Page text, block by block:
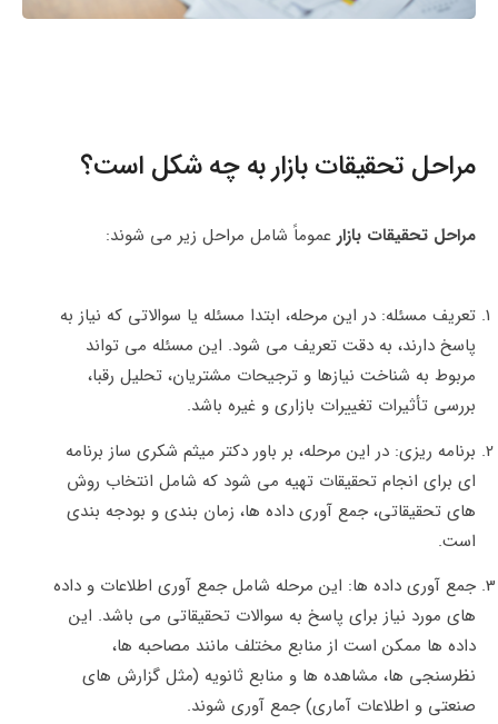
مراحل تحقیقات بازار به چه شکل است؟
مراحل تحقیقات بازار عموماً شامل مراحل زیر می‌ شوند:
تعریف مسئله: در این مرحله، ابتدا مسئله یا سوالاتی که نیاز به
پاسخ دارند، به دقت تعریف می شود. این مسئله می ‌تواند
مربوط به شناخت نیازها و ترجیحات مشتریان، تحلیل رقبا،
بررسی تأثیرات تغییرات بازاری و غیره باشد.
برنامه ‌ریزی: در این مرحله، بر باور دکتر میثم شکری ساز برنامه
‌ای برای انجام تحقیقات تهیه می شود که شامل انتخاب روش
های تحقیقاتی، جمع‌ آوری داده ‌ها، زمان ‌بندی و بودجه ‌بندی
است.
جمع ‌آوری داده‌ ها: این مرحله شامل جمع‌ آوری اطلاعات و داده
‌های مورد نیاز برای پاسخ به سوالات تحقیقاتی می باشد. این
داده ‌ها ممکن است از منابع مختلف مانند مصاحبه‌ ها،
نظرسنجی‌ ها، مشاهده‌ ها و منابع ثانویه (مثل گزارش‌ های
صنعتی و اطلاعات آماری) جمع ‌آوری شوند.